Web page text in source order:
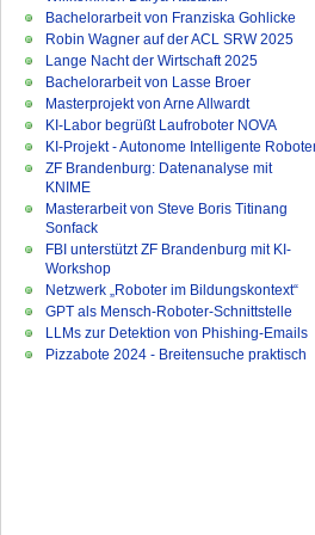
Bachelorarbeit von Franziska Gohlicke
Robin Wagner auf der ACL SRW 2025
Lange Nacht der Wirtschaft 2025
Bachelorarbeit von Lasse Broer
Masterprojekt von Arne Allwardt
KI-Labor begrüßt Laufroboter NOVA
KI-Projekt - Autonome Intelligente
ZF Brandenburg: Datenanalyse mit
KNIME
Masterarbeit von Steve Boris Titinang
Sonfack
FBI unterstützt ZF Brandenburg mit KI-
Workshop
Netzwerk „Roboter im Bildungskontext“
GPT als Mensch-Roboter-Schnittstelle
LLMs zur Detektion von Phishing-Emails
Pizzabote 2024 - Breitensuche praktisch